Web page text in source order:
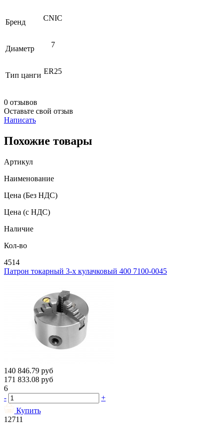
Бренд CNIC
Диаметр 7
Тип цанги ER25
0 отзывов
Оставьте свой отзыв
Написать
Похожие товары
Артикул
Наименование
Цена (Без НДС)
Цена (с НДС)
Наличие
Кол-во
4514
Патрон токарный 3-х кулачковый 400 7100-0045
140 846.79 руб
171 833.08 руб
6
-
+
Купить
12711